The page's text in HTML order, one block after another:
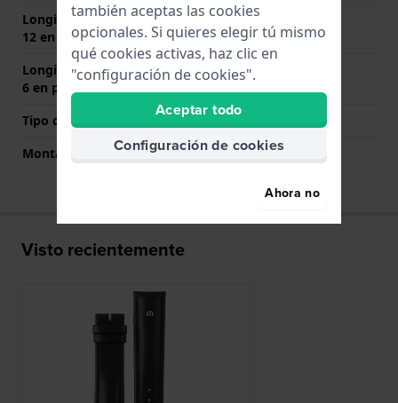
Longitud de la correa a las
12 en punto (mm)
85 mm
Longitud de la correa a las
6 en punto (mm)
125 mm
Tipo de montaje
Pasadores de resorte
Montaje Recto
Si
Visto recientemente
también aceptas las cookies
opcionales. Si quieres elegir tú mismo
qué cookies activas, haz clic en
"configuración de cookies".
Aceptar todo
Configuración de cookies
Ahora no